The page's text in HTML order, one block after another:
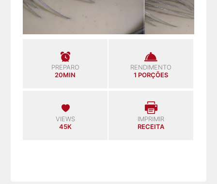
PREPARO
20MIN
RENDIMENTO
1 PORÇÕES
VIEWS
45K
IMPRIMIR
RECEITA